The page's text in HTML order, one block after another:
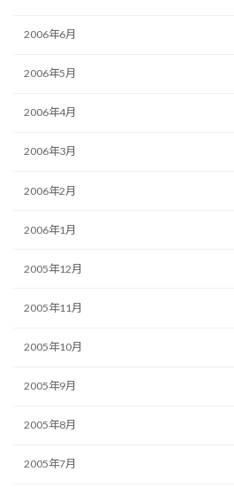
2006年6月
2006年5月
2006年4月
2006年3月
2006年2月
2006年1月
2005年12月
2005年11月
2005年10月
2005年9月
2005年8月
2005年7月